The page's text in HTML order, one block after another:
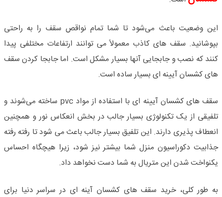
این وضعیت باعث می‌شود تا شما تمام نواقص سقف را به راحتی
بپوشانید. سقف های کاذب معمولاً می توانند ارتفاعات مختلفی پیدا
کنند که نصب و جابجایی آنها بسیار مشکل است. اما جابجا کردن سقف
های کشسان آیینه ای بسیار ساده است.
سقف های کشسان آیینه ای با استفاده از مواد pvc ساخته می‌شوند و
تلفیقی از یک تکنولوژی بسیار جالب در بخش انعکاس نور و همچنین
انعطاف پذیری دارند. این تلفیق بسیار جالب باعث می شود تا رفته رفته
جذابیت دکوراسیون منزل شما بیشتر نیز شود، زیرا هیچگاه احساس
یکنواخت شدن این متریال به شما دست نخواهد داد.
به طور کلی، خرید سقف های کشسان آینه ای در سراسر دنیا برای